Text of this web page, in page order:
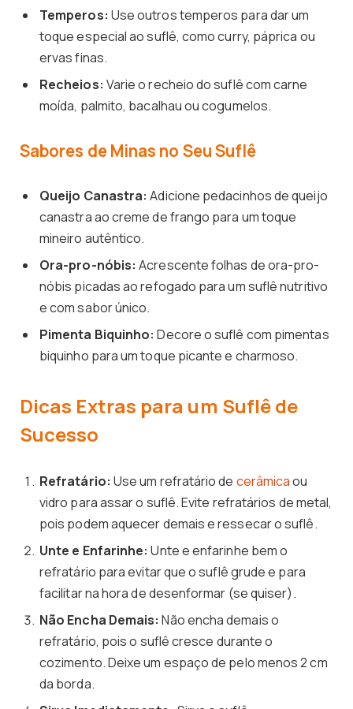
Temperos: Use outros temperos para dar um
toque especial ao suflê, como curry, páprica ou
ervas finas.
Recheios: Varie o recheio do suflê com carne
moída, palmito, bacalhau ou cogumelos.
Sabores de Minas no Seu Suflê
Queijo Canastra: Adicione pedacinhos de queijo
canastra ao creme de frango para um toque
mineiro autêntico.
Ora-pro-nóbis: Acrescente folhas de ora-pro-
nóbis picadas ao refogado para um suflê nutritivo
e com sabor único.
Pimenta Biquinho: Decore o suflê com pimentas
biquinho para um toque picante e charmoso.
Dicas Extras para um Suflê de
Sucesso
Refratário: Use um refratário de cerâmicaou
vidro para assar o suflê. Evite refratários de metal,
pois podem aquecer demais e ressecar o suflê.
Unte e Enfarinhe: Unte e enfarinhe bem o
refratário para evitar que o suflê grude e para
facilitar na hora de desenformar (se quiser).
Não Encha Demais: Não encha demais o
refratário, pois o suflê cresce durante o
cozimento. Deixe um espaço de pelo menos 2 cm
da borda.